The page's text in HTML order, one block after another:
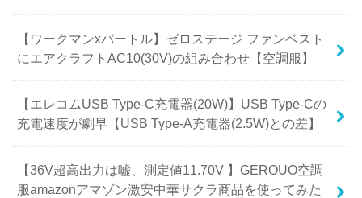
【ワークマンxバートル】ゼロステージ ファンベスト
にエアクラフトAC10(30V)の組み合わせ【空調服】
【エレコムUSB Type-C充電器(20W)】USB Type-Cの
充電速度が劇早【USB Type-A充電器(2.5W)との差】
【36V超高出力は嘘、測定値11.70V 】GEROUO空調
服amazonアマゾン激安中華サクラ商品を使ってみた